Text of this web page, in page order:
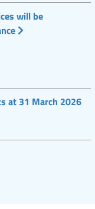
will be
at 31 March 2026